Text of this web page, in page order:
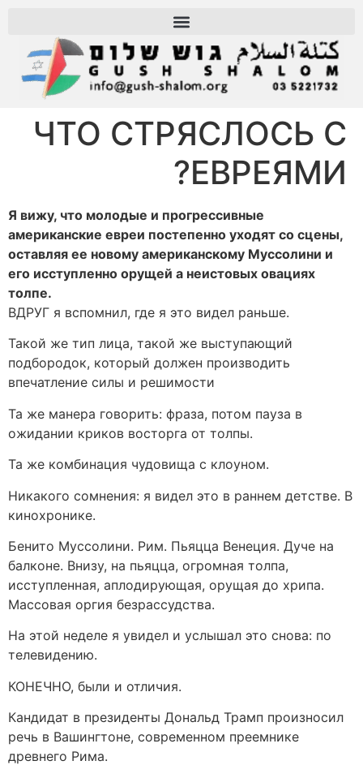
ЧТО СТРЯСЛОСЬ С
ЕВРЕЯМИ?
Я вижу, что молодые и прогрессивные
американские евреи постепенно уходят со сцены,
оставляя ее новому американскому Муссолини и
его исступленно орущей а неистовых овациях
толпе.
ВДРУГ я вспомнил, где я это видел раньше.
Такой же тип лица, такой же выступающий
подбородок, который должен производить
впечатление силы и решимости
Та же манера говорить: фраза, потом пауза в
ожидании криков восторга от толпы.
Та же комбинация чудовища с клоуном.
Никакого сомнения: я видел это в раннем детстве. В
кинохронике.
Бенито Муссолини. Рим. Пьяцца Венеция. Дуче на
балконе. Внизу, на пьяцца, огромная толпа,
исступленная, аплодирующая, орущая до хрипа.
Массовая оргия безрассудства.
На этой неделе я увидел и услышал это снова: по
телевидению.
КОНЕЧНО, были и отличия.
Кандидат в президенты Дональд Трамп произносил
речь в Вашингтоне, современном преемнике
древнего Рима.